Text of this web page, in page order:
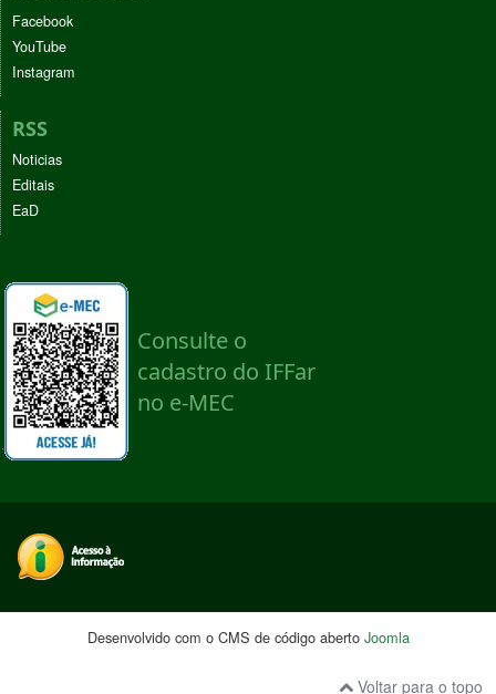
Facebook
YouTube
Instagram
RSS
Noticias
Editais
EaD
Desenvolvido com o CMS de código aberto Joomla
Voltar para o topo